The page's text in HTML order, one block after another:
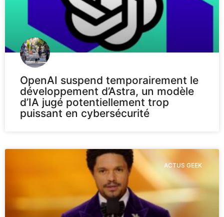
OpenAI suspend temporairement le
développement d’Astra, un modèle
d’IA jugé potentiellement trop
puissant en cybersécurité
ACTUS GEEK